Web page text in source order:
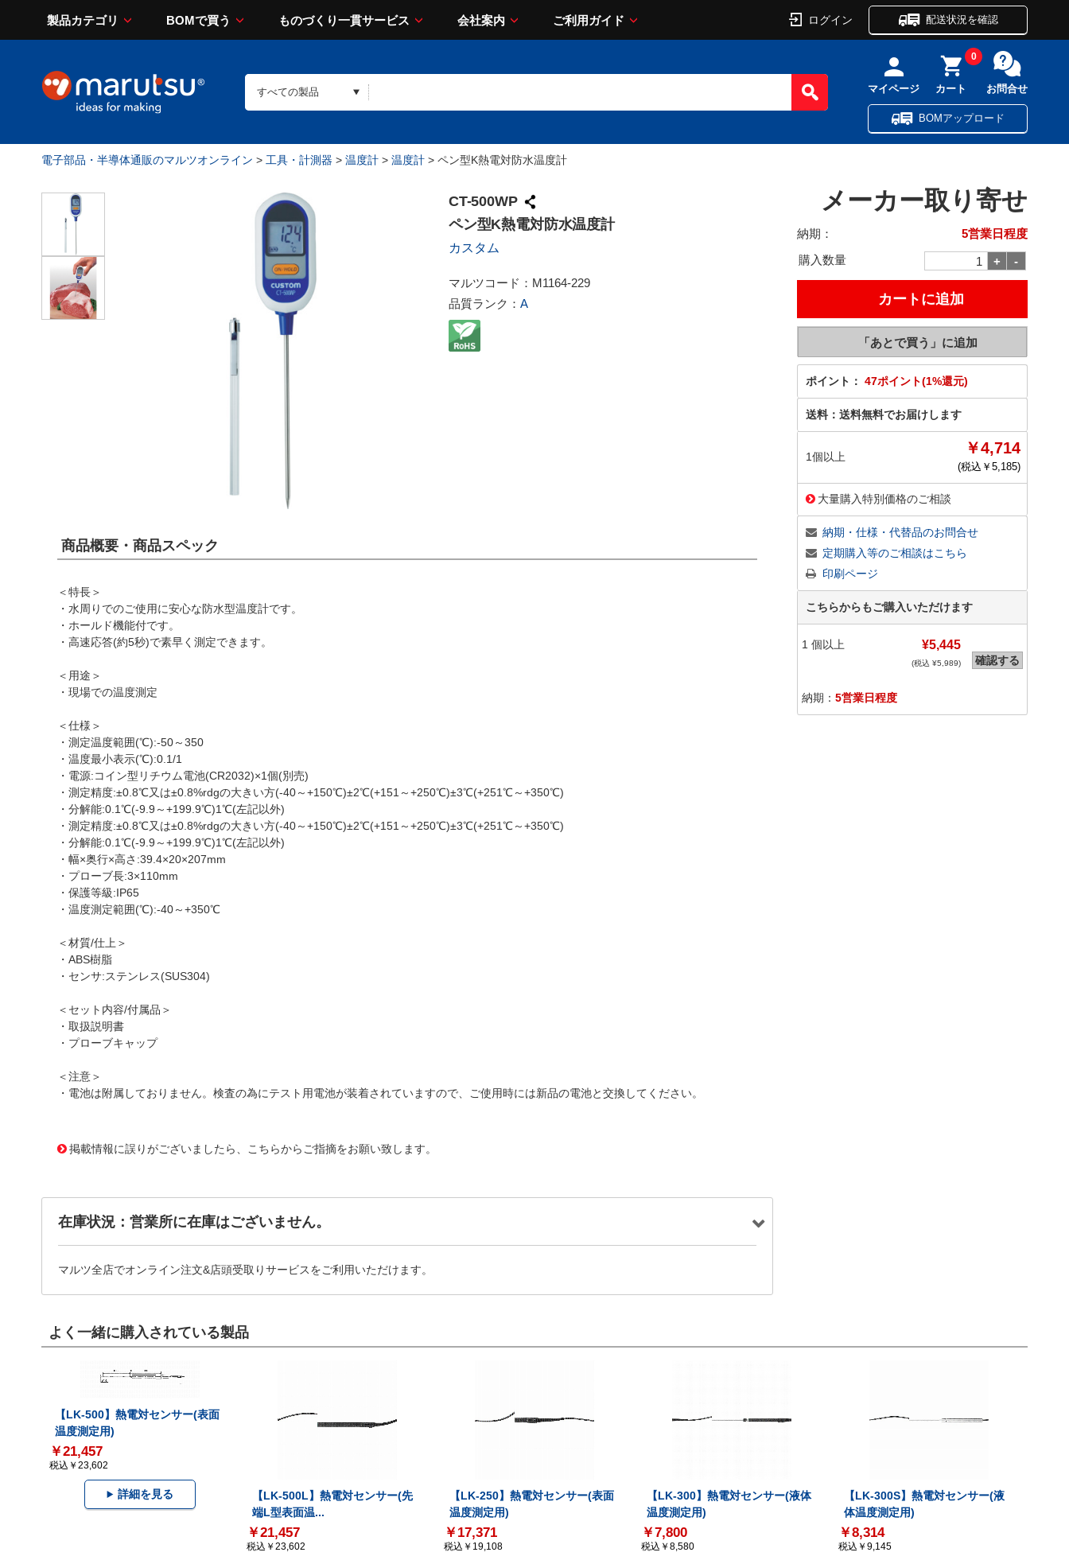
製品カテゴリ BOMで買う ものづくり一貫サービス 会社案内 ご利用ガイド ログイン 配送状況を確認
マイページ カート
0
お問合せ
BOMアップロード
電子部品・半導体通販のマルツオンライン > 工具・計測器 > 温度計 > 温度計 > ペン型K熱電対防水温度計
CT-500WP
ペン型K熱電対防水温度計
カスタム
マルツコード： M1164-229
品質ランク： A
メーカー取り寄せ
納期：
5営業日程度
購入数量
ポイント： 47ポイント(1%還元)
送料： 送料無料でお届けします
1個以上 ￥4,714
(税込￥ 5,185)
大量購入特別価格のご相談
納期・仕様・代替品のお問合せ
定期購入等のご相談はこちら
印刷ページ
こちらからもご購入いただけます
1 個以上 ¥5,445
(税込 ¥5,989)
納期： 5営業日程度
確認する
商品概要・商品スペック
＜特長＞
・水周りでのご使用に安心な防水型温度計です。
・ホールド機能付です。
・高速応答(約5秒)で素早く測定できます。
＜用途＞
・現場での温度測定
＜仕様＞
・測定温度範囲(℃):-50～350
・温度最小表示(℃):0.1/1
・電源:コイン型リチウム電池(CR2032)×1個(別売)
・測定精度:±0.8℃又は±0.8%rdgの大きい方(-40～+150℃)±2℃(+151～+250℃)±3℃(+251℃～+350℃)
・分解能:0.1℃(-9.9～+199.9℃)1℃(左記以外)
・測定精度:±0.8℃又は±0.8%rdgの大きい方(-40～+150℃)±2℃(+151～+250℃)±3℃(+251℃～+350℃)
・分解能:0.1℃(-9.9～+199.9℃)1℃(左記以外)
・幅×奥行×高さ:39.4×20×207mm
・プローブ長:3×110mm
・保護等級:IP65
・温度測定範囲(℃):-40～+350℃
＜材質/仕上＞
・ABS樹脂
・センサ:ステンレス(SUS304)
＜セット内容/付属品＞
・取扱説明書
・プローブキャップ
＜注意＞
・電池は附属しておりません。検査の為にテスト用電池が装着されていますので、ご使用時には新品の電池と交換してください。
掲載情報に誤りがございましたら、こちらからご指摘をお願い致します。
在庫状況：営業所に在庫はございません。
マルツ全店でオンライン注文&店頭受取りサービスをご利用いただけます。
よく一緒に購入されている製品
【LK-500】熱電対センサー(表面
温度測定用)
￥21,457
税込￥23,602
詳細を見る
【LK-500L】熱電対センサー(先
端L型表面温...
￥21,457
税込￥23,602
【LK-250】熱電対センサー(表面
温度測定用)
￥17,371
税込￥19,108
【LK-300】熱電対センサー(液体
温度測定用)
￥7,800
税込￥8,580
【LK-300S】熱電対センサー(液
体温度測定用)
￥8,314
税込￥9,145